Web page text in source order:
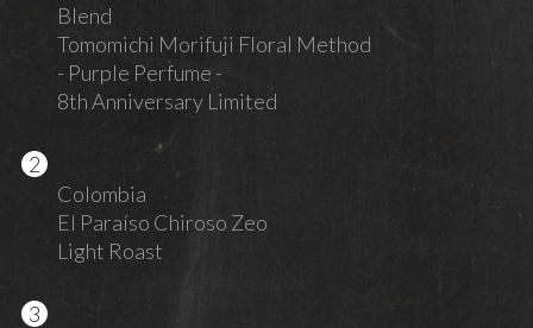
Blend
Tomomichi Morifuji Floral Method
- Purple Perfume -
8th Anniversary Limited
Colombia
El Paraíso Chiroso Zeo
Light Roast